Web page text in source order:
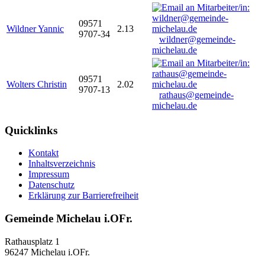
Wildner Yannic
09571
9707-34
2.13
wildner@gemeinde-
michelau.de
Wolters Christin
09571
9707-13
2.02
rathaus@gemeinde-
michelau.de
Quicklinks
Kontakt
Inhaltsverzeichnis
Impressum
Datenschutz
Erklärung zur Barrierefreiheit
Gemeinde Michelau i.OFr.
Rathausplatz 1
96247 Michelau i.OFr.